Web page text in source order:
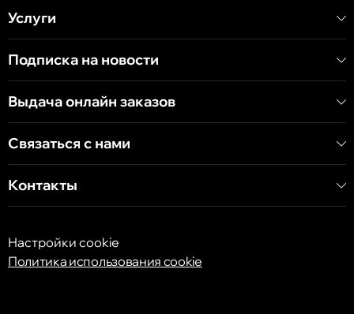
Хынчештское шоссе, 60/4
бульвар Дечебал, 139
Услуги
Подписка на новости
Выдача онлайн заказов
Связаться с нами
Контакты
Настройки cookie
Политика использования cookie